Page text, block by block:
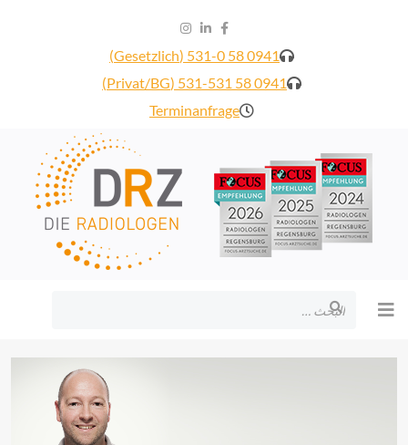
0941 58 531-0 (Gesetzlich)
0941 58 531-531 (Privat/BG)
Terminanfrage
البحث